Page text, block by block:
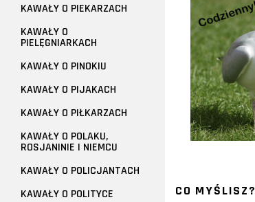
CO MYŚLISZ?
KAWAŁY O PIEKARZACH
KAWAŁY O
PIELĘGNIARKACH
KAWAŁY O PINOKIU
KAWAŁY O PIJAKACH
KAWAŁY O PIŁKARZACH
KAWAŁY O POLAKU,
ROSJANINIE I NIEMCU
KAWAŁY O POLICJANTACH
KAWAŁY O POLITYCE